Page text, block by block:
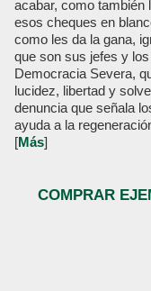
acabar, como también
esos cheques en
como les da la gana,
que son sus jefes y
Democracia Severa,
lucidez, libertad y
denuncia que señala
ayuda a la
[Más]
COMPRAR